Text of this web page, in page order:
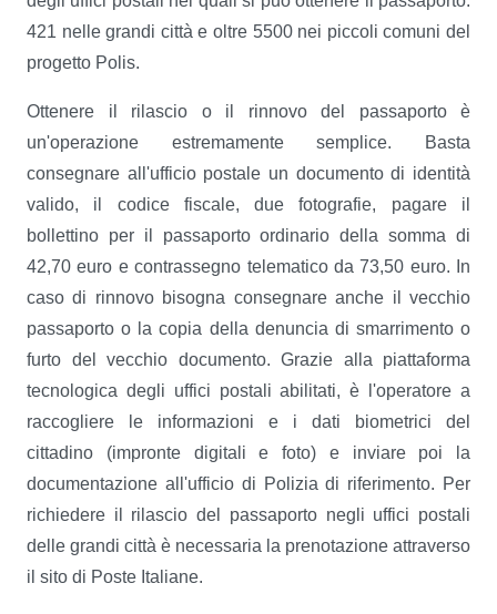
421 nelle grandi città e oltre 5500 nei piccoli comuni del
progetto Polis.
Ottenere il rilascio o il rinnovo del passaporto è
un'operazione estremamente semplice. Basta
consegnare all'ufficio postale un documento di identità
valido, il codice fiscale, due fotografie, pagare il
bollettino per il passaporto ordinario della somma di
42,70 euro e contrassegno telematico da 73,50 euro. In
caso di rinnovo bisogna consegnare anche il vecchio
passaporto o la copia della denuncia di smarrimento o
furto del vecchio documento. Grazie alla piattaforma
tecnologica degli uffici postali abilitati, è l'operatore a
raccogliere le informazioni e i dati biometrici del
cittadino (impronte digitali e foto) e inviare poi la
documentazione all'ufficio di Polizia di riferimento. Per
richiedere il rilascio del passaporto negli uffici postali
delle grandi città è necessaria la prenotazione attraverso
il sito di Poste Italiane.